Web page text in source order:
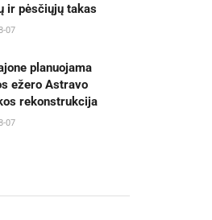
ir pėsčiųjų takas
07
planuojama
ežero Astravo
rekonstrukcija
07